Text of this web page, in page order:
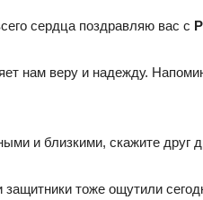
сердца поздравляю вас с
нам веру и надежду.
и близкими, скажите друг
тоже ощутили